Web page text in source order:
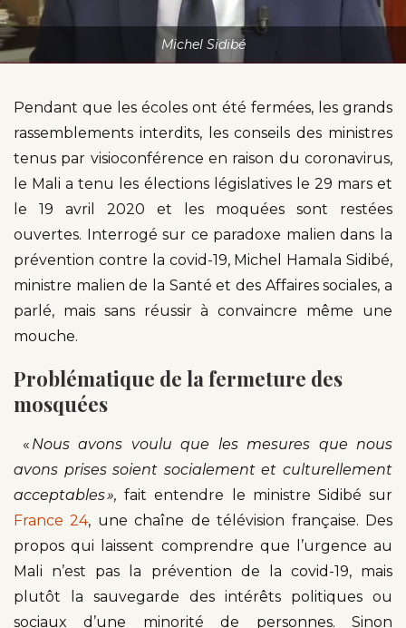
Michel Sidibé
Pendant que les écoles ont été fermées, les grands
rassemblements interdits, les conseils des ministres
tenus par visioconférence en raison du coronavirus,
le Mali a tenu les élections législatives le 29 mars et
le 19 avril 2020 et les moquées sont restées
ouvertes. Interrogé sur ce paradoxe malien dans la
prévention contre la covid-19, Michel Hamala Sidibé,
ministre malien de la Santé et des Affaires sociales, a
parlé, mais sans réussir à convaincre même une
mouche.
Problématique de la fermeture des
mosquées
« Nous avons voulu que les mesures que nous
avons prises soient socialement et culturellement
acceptables »,fait entendre le ministre Sidibé sur
France24, une chaîne de télévision française. Des
propos qui laissent comprendre que l’urgence au
Mali n’est pas la prévention de la covid-19, mais
plutôt la sauvegarde des intérêts politiques ou
sociaux d’une minorité de personnes. Sinon